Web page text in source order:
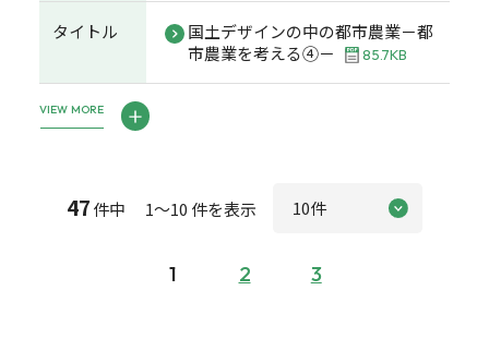
タイトル
国土デザインの中の都市農業－都
市農業を考える④－
85.7KB
VIEW MORE
47件中 1～10 件を表示
1 2 3